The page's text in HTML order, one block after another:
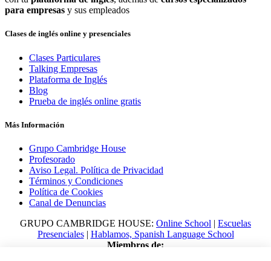
para empresas y sus empleados
Clases de inglés online y presenciales
Clases Particulares
Talking Empresas
Plataforma de Inglés
Blog
Prueba de inglés online gratis
Más Información
Grupo Cambridge House
Profesorado
Aviso Legal. Política de Privacidad
Términos y Condiciones
Política de Cookies
Canal de Denuncias
GRUPO CAMBRIDGE HOUSE: Online School | Escuelas
Presenciales| Hablamos, Spanish Language School
Miembros de: